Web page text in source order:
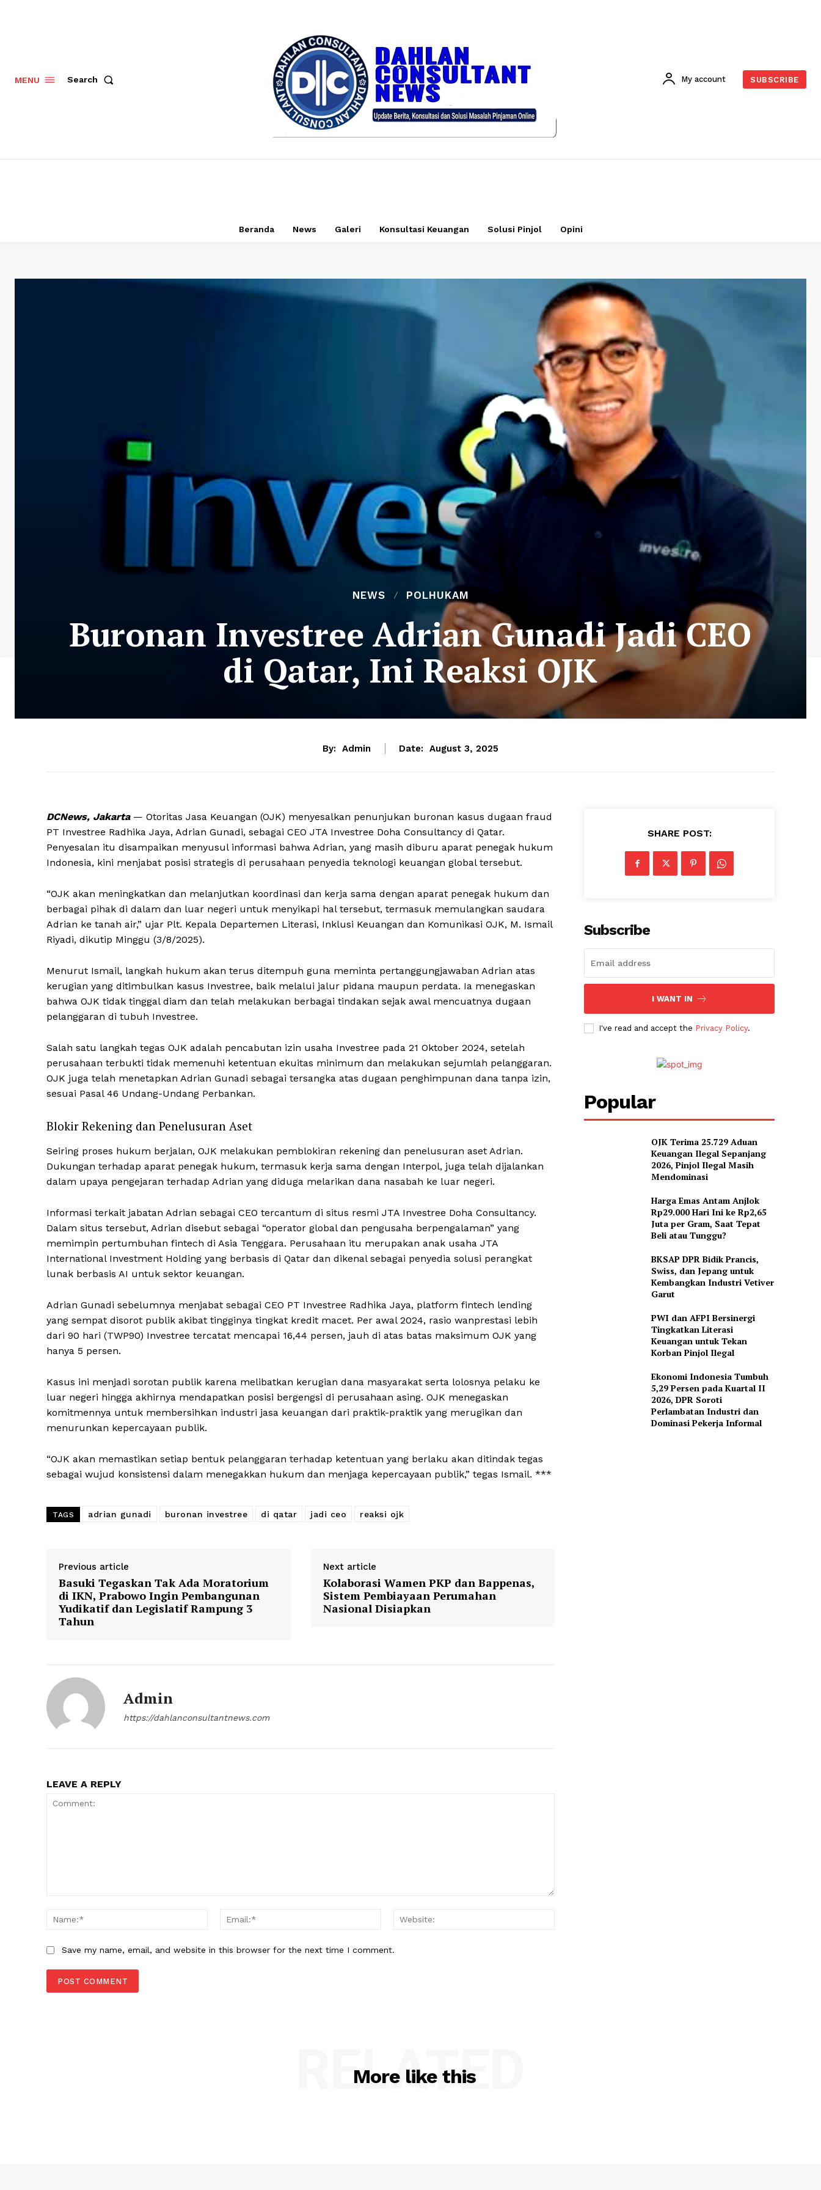
MENU Search My account SUBSCRIBE
Beranda News Galeri Konsultasi Keuangan Solusi Pinjol Opini
NEWS POLHUKAM
Buronan Investree Adrian Gunadi Jadi CEO
di Qatar, Ini Reaksi OJK
By: Admin Date: August 3, 2025
DCNews, Jakarta— Otoritas Jasa Keuangan (OJK) menyesalkan penunjukan buronan kasus dugaan fraud
PT Investree Radhika Jaya, Adrian Gunadi, sebagai CEO JTA Investree Doha Consultancy di Qatar.
Penyesalan itu disampaikan menyusul informasi bahwa Adrian, yang masih diburu aparat penegak hukum
Indonesia, kini menjabat posisi strategis di perusahaan penyedia teknologi keuangan global tersebut.
“OJK akan meningkatkan dan melanjutkan koordinasi dan kerja sama dengan aparat penegak hukum dan
berbagai pihak di dalam dan luar negeri untuk menyikapi hal tersebut, termasuk memulangkan saudara
Adrian ke tanah air,” ujar Plt. Kepala Departemen Literasi, Inklusi Keuangan dan Komunikasi OJK, M. Ismail
Riyadi, dikutip Minggu (3/8/2025).
Menurut Ismail, langkah hukum akan terus ditempuh guna meminta pertanggungjawaban Adrian atas
kerugian yang ditimbulkan kasus Investree, baik melalui jalur pidana maupun perdata. Ia menegaskan
bahwa OJK tidak tinggal diam dan telah melakukan berbagai tindakan sejak awal mencuatnya dugaan
pelanggaran di tubuh Investree.
Salah satu langkah tegas OJK adalah pencabutan izin usaha Investree pada 21 Oktober 2024, setelah
perusahaan terbukti tidak memenuhi ketentuan ekuitas minimum dan melakukan sejumlah pelanggaran.
OJK juga telah menetapkan Adrian Gunadi sebagai tersangka atas dugaan penghimpunan dana tanpa izin,
sesuai Pasal 46 Undang-Undang Perbankan.
Blokir Rekening dan Penelusuran Aset
Seiring proses hukum berjalan, OJK melakukan pemblokiran rekening dan penelusuran aset Adrian.
Dukungan terhadap aparat penegak hukum, termasuk kerja sama dengan Interpol, juga telah dijalankan
dalam upaya pengejaran terhadap Adrian yang diduga melarikan dana nasabah ke luar negeri.
Informasi terkait jabatan Adrian sebagai CEO tercantum di situs resmi JTA Investree Doha Consultancy.
Dalam situs tersebut, Adrian disebut sebagai “operator global dan pengusaha berpengalaman” yang
memimpin pertumbuhan fintech di Asia Tenggara. Perusahaan itu merupakan anak usaha JTA
International Investment Holding yang berbasis di Qatar dan dikenal sebagai penyedia solusi perangkat
lunak berbasis AI untuk sektor keuangan.
Adrian Gunadi sebelumnya menjabat sebagai CEO PT Investree Radhika Jaya, platform fintech lending
yang sempat disorot publik akibat tingginya tingkat kredit macet. Per awal 2024, rasio wanprestasi lebih
dari 90 hari (TWP90) Investree tercatat mencapai 16,44 persen, jauh di atas batas maksimum OJK yang
hanya 5 persen.
Kasus ini menjadi sorotan publik karena melibatkan kerugian dana masyarakat serta lolosnya pelaku ke
luar negeri hingga akhirnya mendapatkan posisi bergengsi di perusahaan asing. OJK menegaskan
komitmennya untuk membersihkan industri jasa keuangan dari praktik-praktik yang merugikan dan
menurunkan kepercayaan publik.
“OJK akan memastikan setiap bentuk pelanggaran terhadap ketentuan yang berlaku akan ditindak tegas
sebagai wujud konsistensi dalam menegakkan hukum dan menjaga kepercayaan publik,” tegas Ismail. ***
TAGS adrian gunadi buronan investree di qatar jadi ceo reaksi ojk
Previous article
Basuki Tegaskan Tak Ada Moratorium
di IKN, Prabowo Ingin Pembangunan
Yudikatif dan Legislatif Rampung 3
Tahun
Next article
Kolaborasi Wamen PKP dan Bappenas,
Sistem Pembiayaan Perumahan
Nasional Disiapkan
Admin
https://dahlanconsultantnews.com
LEAVE A REPLY
Name:*
Email:*
Save my name, email, and website in this browser for the next time I comment.
SHARE POST:
Subscribe
I WANT IN
I've read and accept the Privacy Policy.
Popular
OJK Terima 25.729 Aduan
Keuangan Ilegal Sepanjang
2026, Pinjol Ilegal Masih
Mendominasi
Harga Emas Antam Anjlok
Rp29.000 Hari Ini ke Rp2,65
Juta per Gram, Saat Tepat
Beli atau Tunggu?
BKSAP DPR Bidik Prancis,
Swiss, dan Jepang untuk
Kembangkan Industri Vetiver
Garut
PWI dan AFPI Bersinergi
Tingkatkan Literasi
Keuangan untuk Tekan
Korban Pinjol Ilegal
Ekonomi Indonesia Tumbuh
5,29 Persen pada Kuartal II
2026, DPR Soroti
Perlambatan Industri dan
Dominasi Pekerja Informal
More like this
RELATED